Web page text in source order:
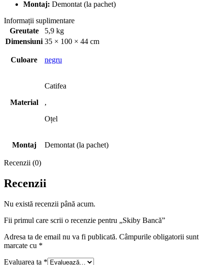
Montaj: Demontat (la pachet)
Informații suplimentare
Greutate
5,9 kg
Dimensiuni 35 × 100 × 44 cm
Culoare negru
Material
Catifea
,
Oțel
Montaj Demontat (la pachet)
Recenzii (0)
Recenzii
Nu există recenzii până acum.
Fii primul care scrii o recenzie pentru „Skiby Bancă”
Adresa ta de email nu va fi publicată. Câmpurile obligatorii sunt
marcate cu *
Evaluarea ta *